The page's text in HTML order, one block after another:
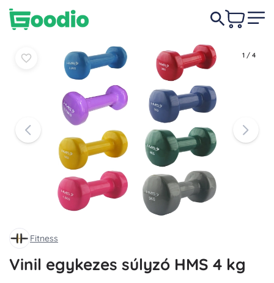
1 / 4
Fitness
Vinil egykezes súlyzó HMS 4 kg
5 150 Ft Kosárba